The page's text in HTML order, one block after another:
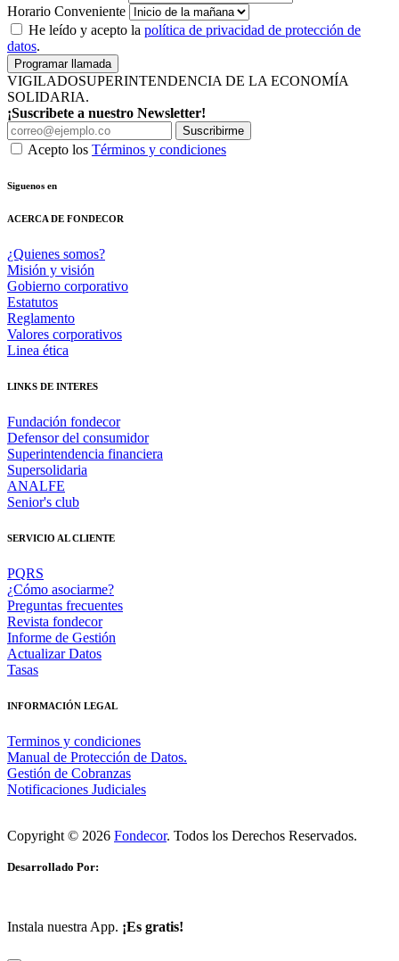
Horario Conveniente
He leído y acepto la política de privacidad de protección de
datos.
Programar llamada
VIGILADOSUPERINTENDENCIA DE LA ECONOMÍA
SOLIDARIA.
¡Suscribete a nuestro Newsletter!
Suscribirme
Acepto los Términos y condiciones
Siguenos en
ACERCA DE FONDECOR
¿Quienes somos?
Misión y visión
Gobierno corporativo
Estatutos
Reglamento
Valores corporativos
Linea ética
LINKS DE INTERES
Fundación fondecor
Defensor del consumidor
Superintendencia financiera
Supersolidaria
ANALFE
Senior's club
SERVICIO AL CLIENTE
PQRS
¿Cómo asociarme?
Preguntas frecuentes
Revista fondecor
Informe de Gestión
Actualizar Datos
Tasas
INFORMACIÓN LEGAL
Terminos y condiciones
Manual de Protección de Datos.
Gestión de Cobranzas
Notificaciones Judiciales
Copyright © 2026 Fondecor. Todos los Derechos Reservados.
Desarrollado Por:
Instala nuestra App. ¡Es gratis!